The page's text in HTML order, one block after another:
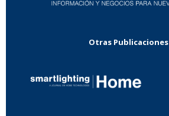
Otras Publicaciones